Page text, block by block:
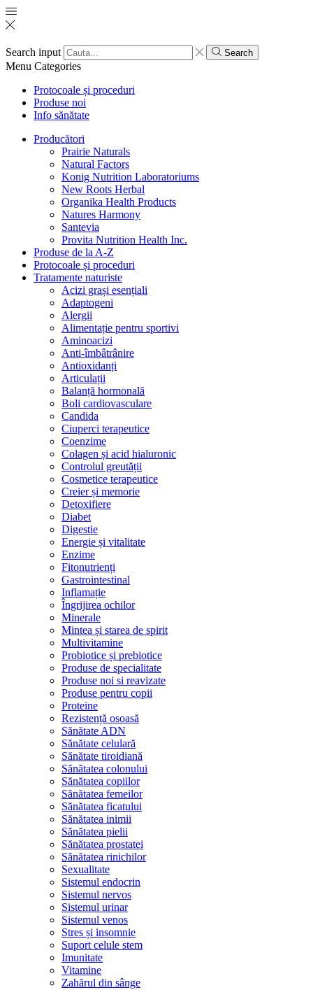
Search input Search
Menu Categories
Protocoale și proceduri
Produse noi
Info sănătate
Producători
Prairie Naturals
Natural Factors
Konig Nutrition Laboratoriums
New Roots Herbal
Organika Health Products
Natures Harmony
Santevia
Provita Nutrition Health Inc.
Produse de la A-Z
Protocoale și proceduri
Tratamente naturiste
Acizi grași esențiali
Adaptogeni
Alergii
Alimentație pentru sportivi
Aminoacizi
Anti-îmbâtrânire
Antioxidanți
Articulații
Balanță hormonală
Boli cardiovasculare
Candida
Ciuperci terapeutice
Coenzime
Colagen și acid hialuronic
Controlul greutății
Cosmetice terapeutice
Creier și memorie
Detoxifiere
Diabet
Digestie
Energie și vitalitate
Enzime
Fitonutrienți
Gastrointestinal
Inflamație
Îngrijirea ochilor
Minerale
Mintea și starea de spirit
Multivitamine
Probiotice și prebiotice
Produse de specialitate
Produse noi si reavizate
Produse pentru copii
Proteine
Rezistență osoasă
Sănătate ADN
Sănătate celulară
Sănătate tiroidiană
Sănătatea colonului
Sănătatea copiilor
Sănătatea femeilor
Sănătatea ficatului
Sănătatea inimii
Sănătatea pielii
Sănătatea prostatei
Sănătatea rinichilor
Sexualitate
Sistemul endocrin
Sistemul nervos
Sistemul urinar
Sistemul venos
Stres și insomnie
Suport celule stem
Imunitate
Vitamine
Zahărul din sânge